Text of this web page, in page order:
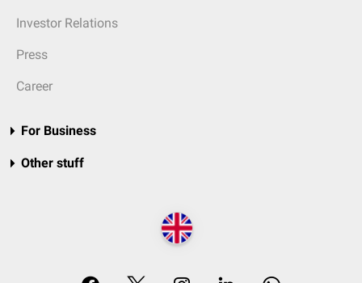
Investor Relations
Press
Career
For Business
Other stuff